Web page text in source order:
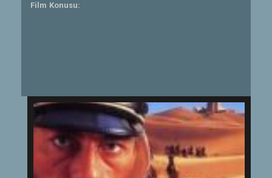
Film Konusu: